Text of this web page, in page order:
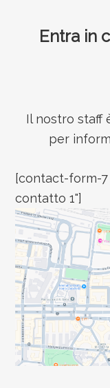
FooterEntra in
Il nostro staff
per
[contact-form-7
contatto 1"]